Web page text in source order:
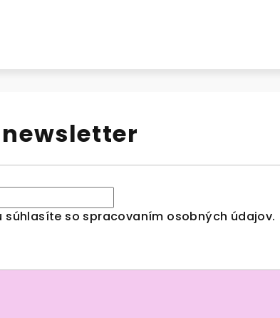
súhlasíte so spracovaním osobných údajov.